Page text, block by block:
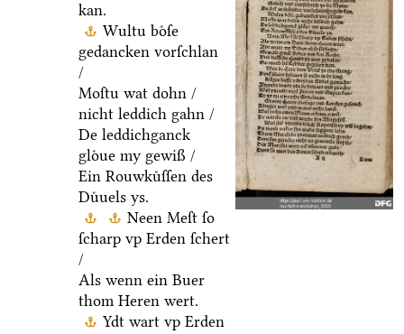
kan.
Wultu boͤſe
gedancken vorſchlan
/
Moſtu wat dohn /
nicht leddich gahn /
De leddichganck
gloͤue my gewiß /
Ein Rouwkuͤſſen des
Duͤuels ys.
Neen Meſt ſo
ſcharp vp Erden ſchert
/
Als wenn ein Buer
thom Heren wert.
Ydt wart vp Erden